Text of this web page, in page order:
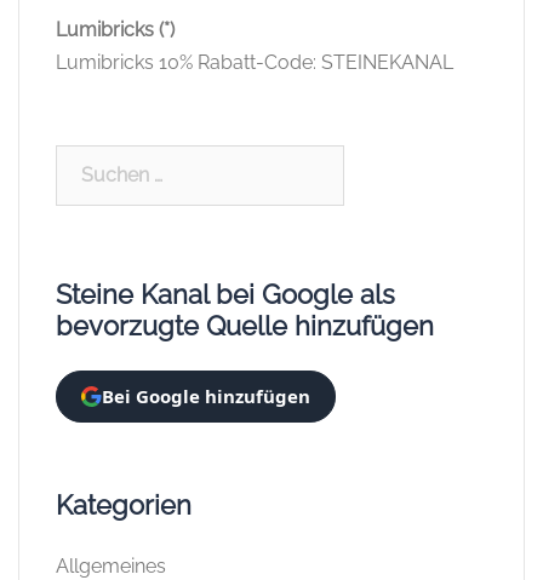
Lumibricks (*)
Lumibricks 10% Rabatt-Code: STEINEKANAL
Steine Kanal bei Google als
bevorzugte Quelle hinzufügen
Bei Google hinzufügen
Kategorien
Allgemeines